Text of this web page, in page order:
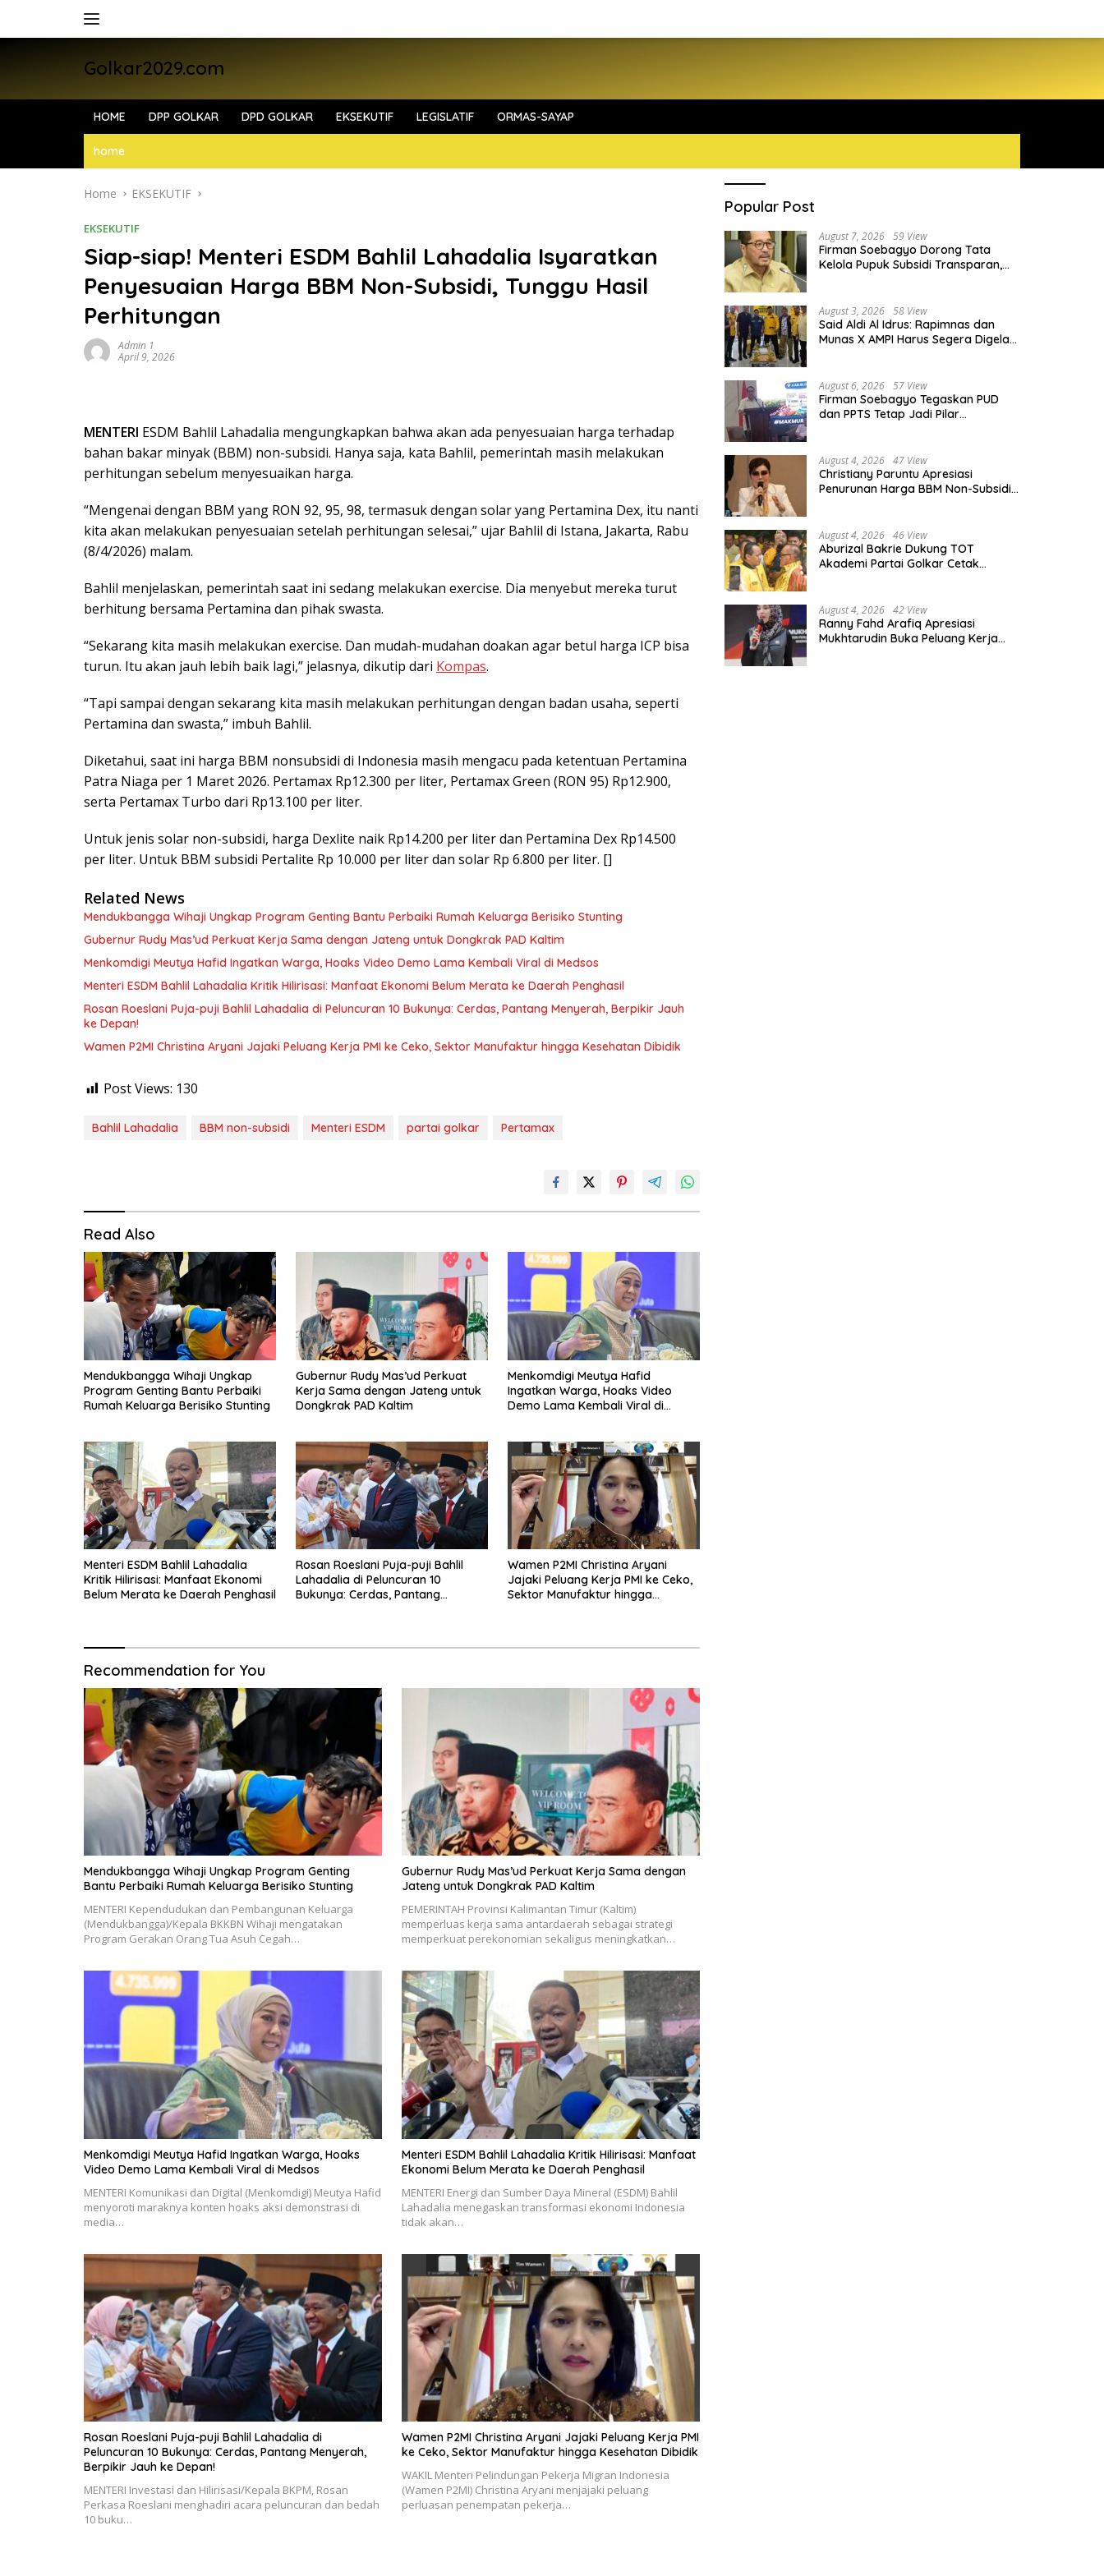
Golkar2029.com
HOME DPP GOLKAR DPD GOLKAR EKSEKUTIF LEGISLATIF ORMAS-SAYAP
home
Home EKSEKUTIF
EKSEKUTIF
Siap-siap! Menteri ESDM Bahlil Lahadalia Isyaratkan
Penyesuaian Harga BBM Non-Subsidi, Tunggu Hasil
Perhitungan
Admin 1
April 9, 2026
MENTERI ESDM Bahlil Lahadalia mengungkapkan bahwa akan ada penyesuaian harga terhadap
bahan bakar minyak (BBM) non-subsidi. Hanya saja, kata Bahlil, pemerintah masih melakukan
perhitungan sebelum menyesuaikan harga.
“Mengenai dengan BBM yang RON 92, 95, 98, termasuk dengan solar yang Pertamina Dex, itu nanti
kita akan melakukan penyesuaian setelah perhitungan selesai,” ujar Bahlil di Istana, Jakarta, Rabu
(8/4/2026) malam.
Bahlil menjelaskan, pemerintah saat ini sedang melakukan exercise. Dia menyebut mereka turut
berhitung bersama Pertamina dan pihak swasta.
“Sekarang kita masih melakukan exercise. Dan mudah-mudahan doakan agar betul harga ICP bisa
turun. Itu akan jauh lebih baik lagi,” jelasnya, dikutip dari Kompas.
“Tapi sampai dengan sekarang kita masih melakukan perhitungan dengan badan usaha, seperti
Pertamina dan swasta,” imbuh Bahlil.
Diketahui, saat ini harga BBM nonsubsidi di Indonesia masih mengacu pada ketentuan Pertamina
Patra Niaga per 1 Maret 2026. Pertamax Rp12.300 per liter, Pertamax Green (RON 95) Rp12.900,
serta Pertamax Turbo dari Rp13.100 per liter.
Untuk jenis solar non-subsidi, harga Dexlite naik Rp14.200 per liter dan Pertamina Dex Rp14.500
per liter. Untuk BBM subsidi Pertalite Rp 10.000 per liter dan solar Rp 6.800 per liter. []
Related News
Mendukbangga Wihaji Ungkap Program Genting Bantu Perbaiki Rumah Keluarga Berisiko Stunting
Gubernur Rudy Mas’ud Perkuat Kerja Sama dengan Jateng untuk Dongkrak PAD Kaltim
Menkomdigi Meutya Hafid Ingatkan Warga, Hoaks Video Demo Lama Kembali Viral di Medsos
Menteri ESDM Bahlil Lahadalia Kritik Hilirisasi: Manfaat Ekonomi Belum Merata ke Daerah Penghasil
Rosan Roeslani Puja-puji Bahlil Lahadalia di Peluncuran 10 Bukunya: Cerdas, Pantang Menyerah, Berpikir Jauh
ke Depan!
Wamen P2MI Christina Aryani Jajaki Peluang Kerja PMI ke Ceko, Sektor Manufaktur hingga Kesehatan Dibidik
Post Views: 130
Bahlil Lahadalia BBM non-subsidi Menteri ESDM partai golkar Pertamax
Read Also
Mendukbangga Wihaji Ungkap
Program Genting Bantu Perbaiki
Rumah Keluarga Berisiko Stunting
Gubernur Rudy Mas’ud Perkuat
Kerja Sama dengan Jateng untuk
Dongkrak PAD Kaltim
Menkomdigi Meutya Hafid
Ingatkan Warga, Hoaks Video
Demo Lama Kembali Viral di
Menteri ESDM Bahlil Lahadalia
Kritik Hilirisasi: Manfaat Ekonomi
Belum Merata ke Daerah Penghasil
Rosan Roeslani Puja-puji Bahlil
Lahadalia di Peluncuran 10
Bukunya: Cerdas, Pantang
Wamen P2MI Christina Aryani
Jajaki Peluang Kerja PMI ke Ceko,
Sektor Manufaktur hingga
Recommendation for You
Mendukbangga Wihaji Ungkap Program Genting
Bantu Perbaiki Rumah Keluarga Berisiko Stunting
MENTERI Kependudukan dan Pembangunan Keluarga
(Mendukbangga)/Kepala BKKBN Wihaji mengatakan
Program Gerakan Orang Tua Asuh Cegah…
Gubernur Rudy Mas’ud Perkuat Kerja Sama dengan
Jateng untuk Dongkrak PAD Kaltim
PEMERINTAH Provinsi Kalimantan Timur (Kaltim)
memperluas kerja sama antardaerah sebagai strategi
memperkuat perekonomian sekaligus meningkatkan…
Menkomdigi Meutya Hafid Ingatkan Warga, Hoaks
Video Demo Lama Kembali Viral di Medsos
MENTERI Komunikasi dan Digital (Menkomdigi) Meutya Hafid
menyoroti maraknya konten hoaks aksi demonstrasi di
media…
Menteri ESDM Bahlil Lahadalia Kritik Hilirisasi: Manfaat
Ekonomi Belum Merata ke Daerah Penghasil
MENTERI Energi dan Sumber Daya Mineral (ESDM) Bahlil
Lahadalia menegaskan transformasi ekonomi Indonesia
tidak akan…
Rosan Roeslani Puja-puji Bahlil Lahadalia di
Peluncuran 10 Bukunya: Cerdas, Pantang Menyerah,
Berpikir Jauh ke Depan!
MENTERI Investasi dan Hilirisasi/Kepala BKPM, Rosan
Perkasa Roeslani menghadiri acara peluncuran dan bedah
10 buku…
Wamen P2MI Christina Aryani Jajaki Peluang Kerja PMI
ke Ceko, Sektor Manufaktur hingga Kesehatan Dibidik
WAKIL Menteri Pelindungan Pekerja Migran Indonesia
(Wamen P2MI) Christina Aryani menjajaki peluang
perluasan penempatan pekerja…
Popular Post
August 7, 2026 59 View
Firman Soebagyo Dorong Tata
Kelola Pupuk Subsidi Transparan,
August 3, 2026 58 View
Said Aldi Al Idrus: Rapimnas dan
Munas X AMPI Harus Segera Digelar
August 6, 2026 57 View
Firman Soebagyo Tegaskan PUD
dan PPTS Tetap Jadi Pilar
August 4, 2026 47 View
Christiany Paruntu Apresiasi
Penurunan Harga BBM Non-Subsidi,
August 4, 2026 46 View
Aburizal Bakrie Dukung TOT
Akademi Partai Golkar Cetak
August 4, 2026 42 View
Ranny Fahd Arafiq Apresiasi
Mukhtarudin Buka Peluang Kerja